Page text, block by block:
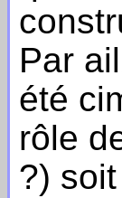
Par
été
rôle
?)